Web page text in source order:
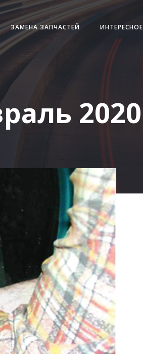
ЗАМЕНА ЗАПЧАСТЕЙ ИНТЕРЕСНОЕ
2020